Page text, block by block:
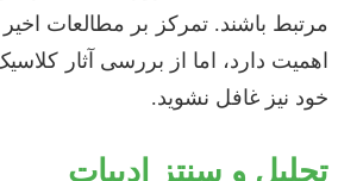
اهمیت دارد، اما از بررسی آثار
خود نیز غافل نشوید.
تحلیل و سنتز ادبیات